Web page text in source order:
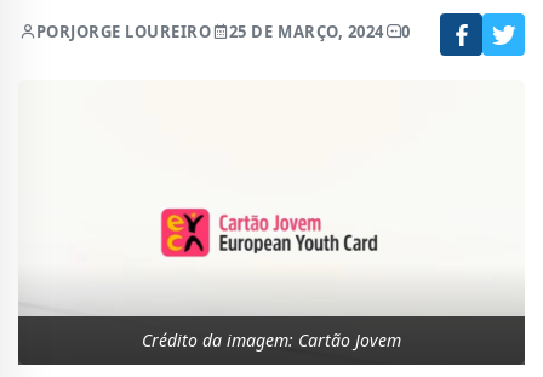
PORJORGE LOUREIRO 25 DE MARÇO, 2024 0
Crédito da imagem: Cartão Jovem